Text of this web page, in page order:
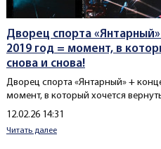
Дворец спорта
2019 год = момент, в
снова и снова!
Дворец спорта «Янтарный» +
момент, в который хочется
Создано
12.02.26 14:31
Читать далее